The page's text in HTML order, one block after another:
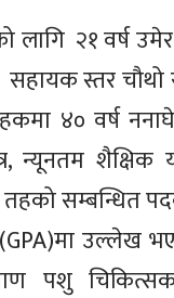
लागि २१ वर्ष
स्तर चौथो
४० वर्ष
न्यूनतम
तहको सम्बन्धित
(GPA)माउल्लेख
पशु